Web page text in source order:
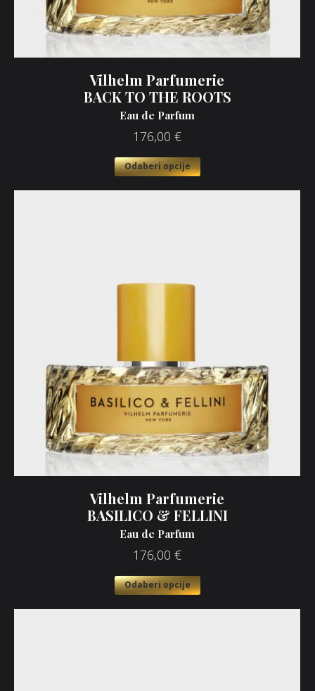
Vilhelm Parfumerie
BACK TO THE ROOTS
Eau de Parfum
176,00 €
Odaberi opcije
Vilhelm Parfumerie
BASILICO & FELLINI
Eau de Parfum
176,00 €
Odaberi opcije